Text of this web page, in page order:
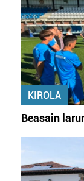
KIROLA
Beasain